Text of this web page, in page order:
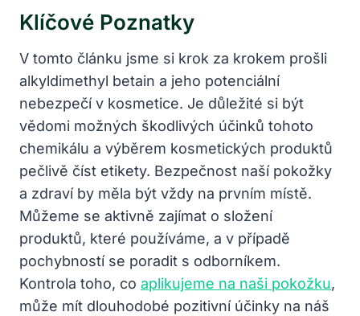
Klíčové Poznatky
V tomto článku jsme si krok za krokem prošli
alkyldimethyl betain a jeho potenciální
nebezpečí v kosmetice. Je důležité si být
vědomi možných škodlivých účinků tohoto
chemikálu a výběrem kosmetických produktů
pečlivě číst etikety. Bezpečnost naší pokožky
a zdraví by měla být vždy na prvním místě.
Můžeme se aktivně zajímat o složení
produktů, které používáme, a v případě
pochybností se poradit s odborníkem.
Kontrola toho, co aplikujeme na naši pokožku,
může mít dlouhodobé pozitivní účinky na náš